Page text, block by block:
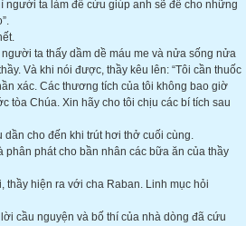
người ta làm để cứu giúp anh sẽ để cho những
ta thấy dầm dề máu me và nửa sống nửa
Và khi nói được, thầy kêu lên: “Tôi cần thuốc
xác. Các thương tích của tôi không bao giờ
tòa Chúa. Xin hãy cho tôi chịu các bí tích sau
dần cho đến khi trút hơi thở cuối cùng.
phân phát cho bần nhân các bữa ăn của thầy
thầy hiện ra với cha Raban. Linh mục hỏi
cầu nguyện và bố thí của nhà dòng đã cứu